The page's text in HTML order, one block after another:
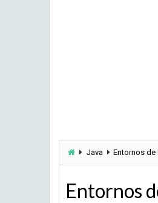
Java Entornos de
Entornos